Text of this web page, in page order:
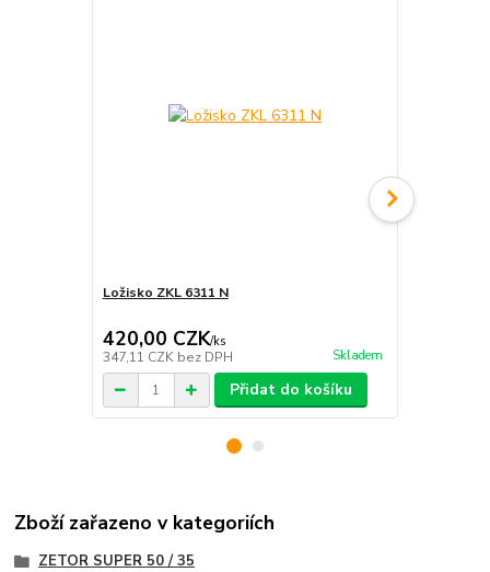
Ložisko ZKL 6311 N
420,00 CZK/ks
347,11 CZK bez DPH Skladem
Přidat do košíku
Zboží zařazeno v kategoriích
ZETOR SUPER 50 / 35